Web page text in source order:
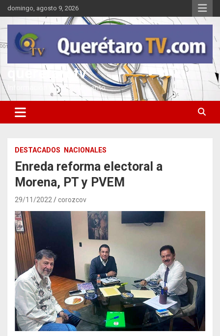
Saltar
al
contenido
domingo, agosto 9, 2026
queretarotv
Información y entretenimiento
DESTACADOS NACIONALES
Enreda reforma electoral a
Morena, PT y PVEM
29/11/2022 corozcov